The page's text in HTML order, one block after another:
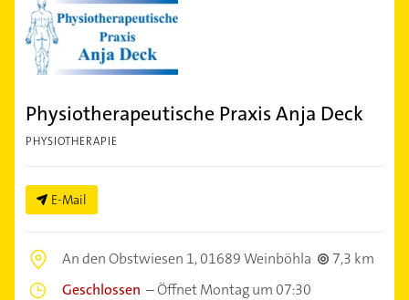
Physiotherapeutische Praxis Anja Deck
PHYSIOTHERAPIE
E-Mail
An den Obstwiesen 1,01689 Weinböhla
7,3 km
Geschlossen –Öffnet Montag um 07:30